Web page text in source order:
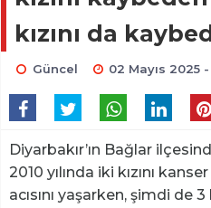
kızını da
Güncel 02 Mayıs 2025 -
Diyarbakır’ın Bağlar
2010 yılında iki kızını
acısını yaşarken, şimdi de 3